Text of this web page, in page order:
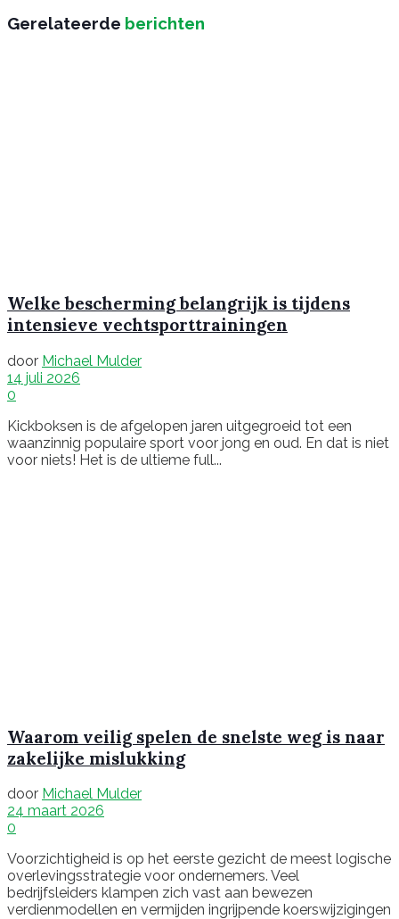
Gerelateerde berichten
Welke bescherming belangrijk is tijdens
intensieve vechtsporttrainingen
door Michael Mulder
14 juli 2026
0
Kickboksen is de afgelopen jaren uitgegroeid tot een
waanzinnig populaire sport voor jong en oud. En dat is niet
voor niets! Het is de ultieme full...
Waarom veilig spelen de snelste weg is naar
zakelijke mislukking
door Michael Mulder
24 maart 2026
0
Voorzichtigheid is op het eerste gezicht de meest logische
overlevingsstrategie voor ondernemers. Veel
bedrijfsleiders klampen zich vast aan bewezen
verdienmodellen en vermijden ingrijpende koerswijzigingen